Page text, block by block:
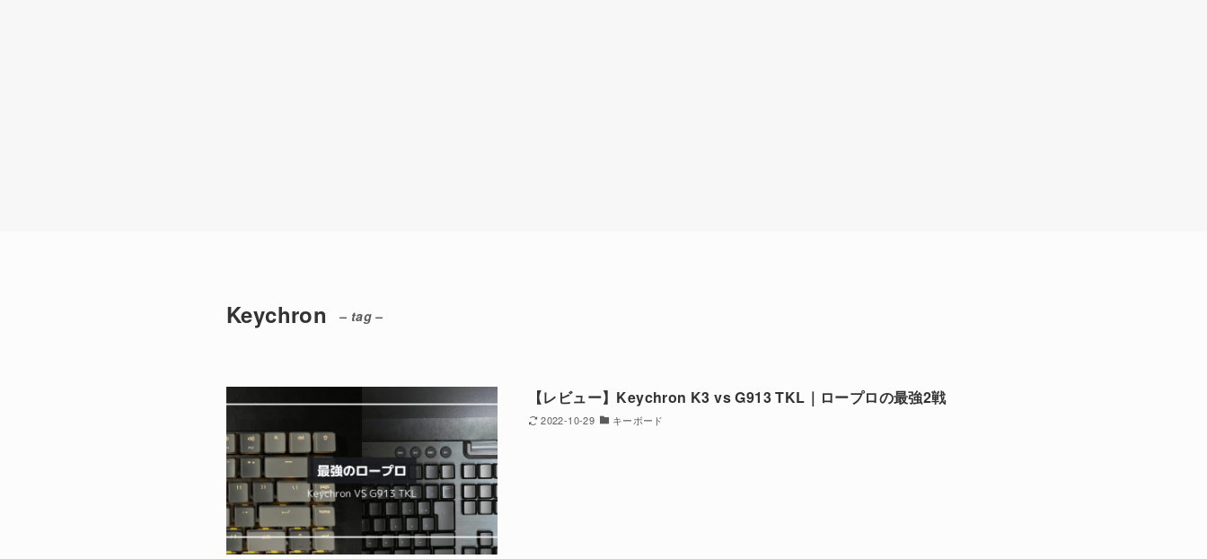
Keychron – tag –
【レビュー】Keychron K3 vs G913 TKL｜ロープロの最強2戦
2022-10-29 キーボード